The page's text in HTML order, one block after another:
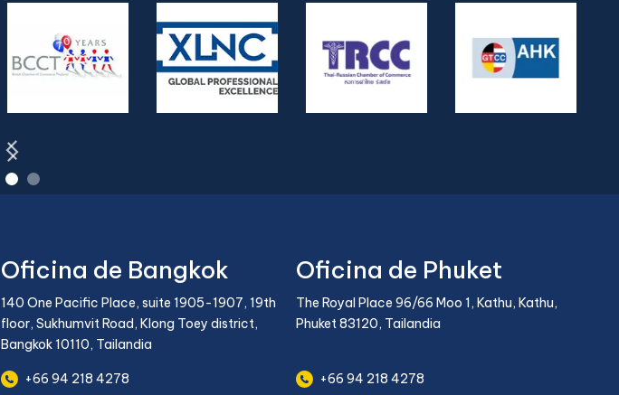
Oficina de Bangkok
140 One Pacific Place, suite 1905-1907, 19th
floor, Sukhumvit Road, Klong Toey district,
Bangkok 10110, Tailandia
+66 94 218 4278
Oficina de Phuket
The Royal Place 96/66 Moo 1, Kathu, Kathu,
Phuket 83120, Tailandia
+66 94 218 4278